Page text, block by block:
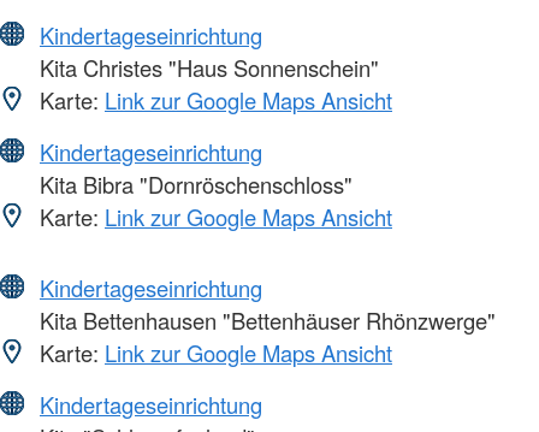
Kindertageseinrichtung
Kita Christes "Haus Sonnenschein"
Karte: Link zur Google Maps Ansicht
Kindertageseinrichtung
Kita Bibra "Dornröschenschloss"
Karte: Link zur Google Maps Ansicht
Kindertageseinrichtung
Kita Bettenhausen "Bettenhäuser Rhönzwerge"
Karte: Link zur Google Maps Ansicht
Kindertageseinrichtung